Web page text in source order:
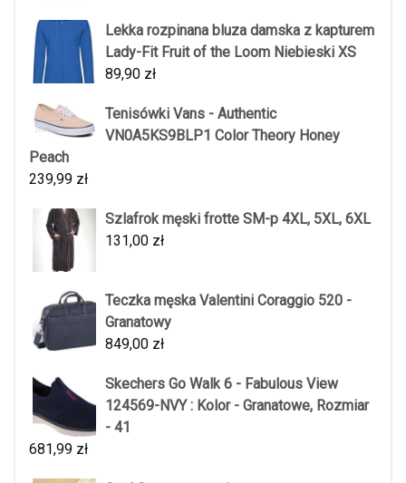
Lekka rozpinana bluza damska z kapturem
Lady-Fit Fruit of the Loom Niebieski XS
89,90 zł
Tenisówki Vans - Authentic
VN0A5KS9BLP1 Color Theory Honey
Peach
239,99 zł
Szlafrok męski frotte SM-p 4XL, 5XL, 6XL
131,00 zł
Teczka męska Valentini Coraggio 520 -
Granatowy
849,00 zł
Skechers Go Walk 6 - Fabulous View
124569-NVY : Kolor - Granatowe, Rozmiar
- 41
681,99 zł